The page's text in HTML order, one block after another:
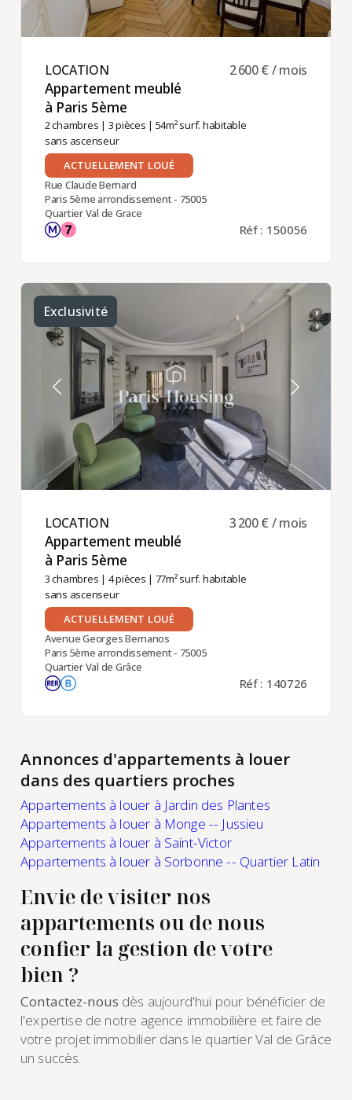
LOCATION ​
Appartement meublé
à Paris 5ème ​
2 chambres | 3 pièces | 54m² surf. habitable
sans ascenseur
2 600 € / mois
ACTUELLEMENT LOUÉ
Rue Claude Bernard
Paris 5ème arrondissement - 75005
Quartier Val de Grace
Réf : 150056
Exclusivité
LOCATION ​
Appartement meublé
à Paris 5ème ​
3 chambres | 4 pièces | 77m² surf. habitable
sans ascenseur
3 200 € / mois
ACTUELLEMENT LOUÉ
Avenue Georges Bernanos
Paris 5ème arrondissement - 75005
Quartier Val de Grâce
Réf : 140726
Annonces d'appartements à louer
dans des quartiers proches
Appartements à louer à Jardin des Plantes
Appartements à louer à Monge -- Jussieu
Appartements à louer à Saint-Victor
Appartements à louer à Sorbonne -- Quartier Latin
Envie de visiter nos
appartements ou de nous
confier la gestion de votre
bien ?
Contactez-nous dès aujourd'hui pour bénéficier de
l'expertise de notre agence immobilière et faire de
votre projet immobilier dans le quartier Val de Grâce
un succès.